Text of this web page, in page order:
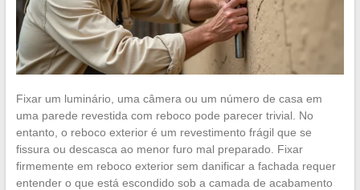
Fixar um luminário, uma câmera ou um número de casa em
uma parede revestida com reboco pode parecer trivial. No
entanto, o reboco exterior é um revestimento frágil que se
fissura ou descasca ao menor furo mal preparado. Fixar
firmemente em reboco exterior sem danificar a fachada requer
entender o que está escondido sob a camada de acabamento